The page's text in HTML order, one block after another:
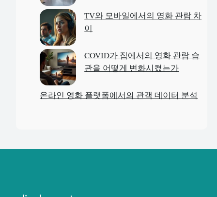
TV와 모바일에서의 영화 관람 차
이
COVID가 집에서의 영화 관람 습
관을 어떻게 변화시켰는가
온라인 영화 플랫폼에서의 관객 데이터 분석